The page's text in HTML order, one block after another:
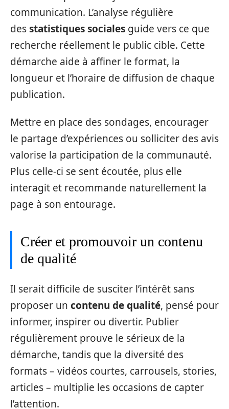
communication. L’analyse régulière
desstatistiques sociales guide vers ce que
recherche réellement le public cible. Cette
démarche aide à affiner le format, la
longueur et l’horaire de diffusion de chaque
publication.
Mettre en place des sondages, encourager
le partage d’expériences ou solliciter des avis
valorise la participation de la communauté.
Plus celle-ci se sent écoutée, plus elle
interagit et recommande naturellement la
page à son entourage.
Créer et promouvoir un contenu
de qualité
Il serait difficile de susciter l’intérêt sans
proposer un contenu de qualité, pensé pour
informer, inspirer ou divertir. Publier
régulièrement prouve le sérieux de la
démarche, tandis que la diversité des
formats – vidéos courtes, carrousels, stories,
articles – multiplie les occasions de capter
l’attention.